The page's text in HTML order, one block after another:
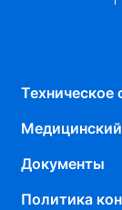
Техническое
Документы
Политика